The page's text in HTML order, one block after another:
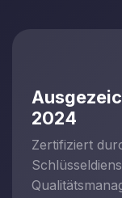
2024
Zertifiziert